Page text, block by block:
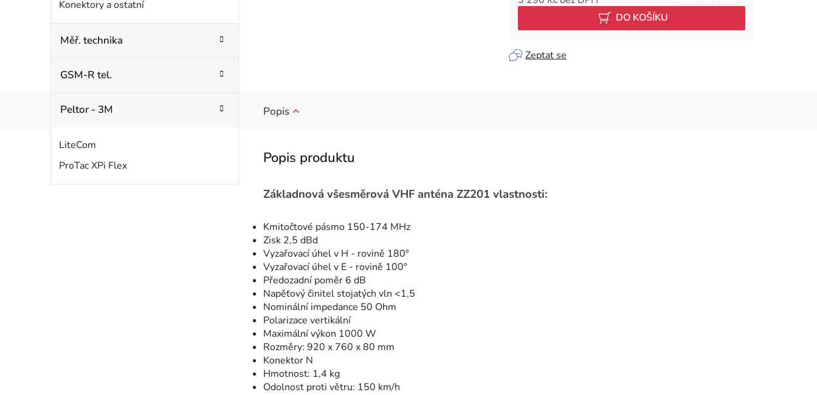
Konektory a ostatní
Měř. technika
GSM-R tel.
Peltor - 3M
LiteCom
ProTac XPi Flex
Měrná cena:
DO KOŠÍKU
Zeptat se
Popis
Základnová všesměrová VHF anténa ZZ201 vlastnosti:
Kmitočtové pásmo 150-174 MHz
Zisk 2,5 dBd
Vyzařovací úhel v H - rovině 180°
Vyzařovací úhel v E - rovině 100°
Předozadní poměr 6 dB
Napěťový činitel stojatých vln <1,5
Nominální impedance 50 Ohm
Polarizace vertikální
Maximální výkon 1000 W
Rozměry: 920 x 760 x 80 mm
Konektor N
Hmotnost: 1,4 kg
Odolnost proti větru: 150 km/h